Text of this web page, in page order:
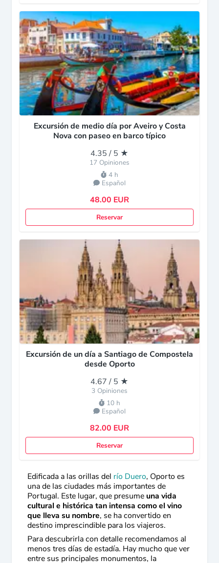
Excursión de medio día por Aveiro y Costa
Nova con paseo en barco típico
4.35 / 5 ★
17 Opiniones
4 h
Español
48.00 EUR
Reservar
Excursión de un día a Santiago de Compostela
desde Oporto
4.67 / 5 ★
3 Opiniones
10 h
Español
82.00 EUR
Reservar
Edificada a las orillas del río Duero, Oporto es
una de las ciudades más importantes de
Portugal. Este lugar, que presume una vida
cultural e histórica tan intensa como el vino
que lleva su nombre, se ha convertido en
destino imprescindible para los viajeros.
Para descubrirla con detalle recomendamos al
menos tres días de estadía. Hay mucho que ver
entre sus principales monumentos, la